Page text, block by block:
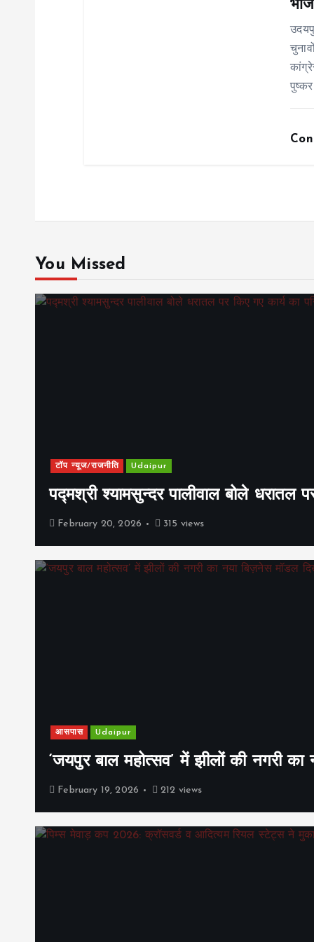
You Missed
टॉप न्यूज/राजनीति Udaipur
पद्मश्री श्यामसुन्दर पालीवाल बोले धरातल
February 20, 2026 315 views
आसपास Udaipur
‘जयपुर बाल महोत्सव’ में झीलों की नगरी
February 19, 2026 212 views